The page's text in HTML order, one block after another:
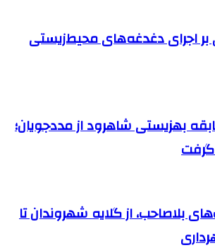
بر اجرای دغدغه‌های محیط‌زیستی
بهزیستی شاهرود از مددجویان؛
گرفت
بلاصاحب، از گلایه شهروندان تا